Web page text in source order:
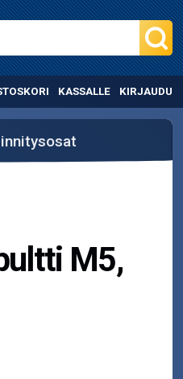
KASSALLE KIRJAUDU
M5,